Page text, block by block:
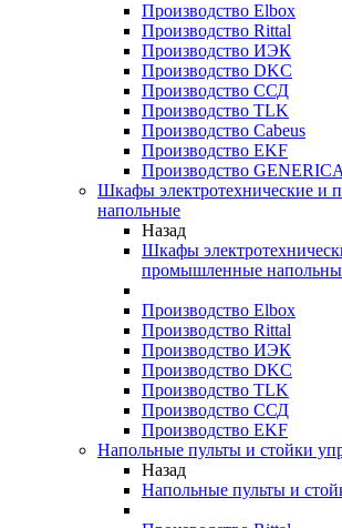
Производство Elbox
Производство Rittal
Производство ИЭК
Производство DKC
Производство ССД
Производство TLK
Производство Cabeus
Производство EKF
Производство GENERICA
Шкафы электротехнические и
напольные
Назад
Шкафы
промышленные
Производство Elbox
Производство Rittal
Производство ИЭК
Производство DKC
Производство TLK
Производство ССД
Производство EKF
Напольные пульты и стойки
Назад
Напольные пульты и